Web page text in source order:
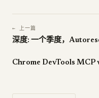
← 上一篇
深度: 一个季度，